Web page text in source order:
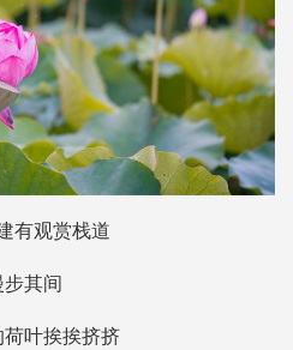
有观赏栈道
步其间
荷叶挨挨挤挤